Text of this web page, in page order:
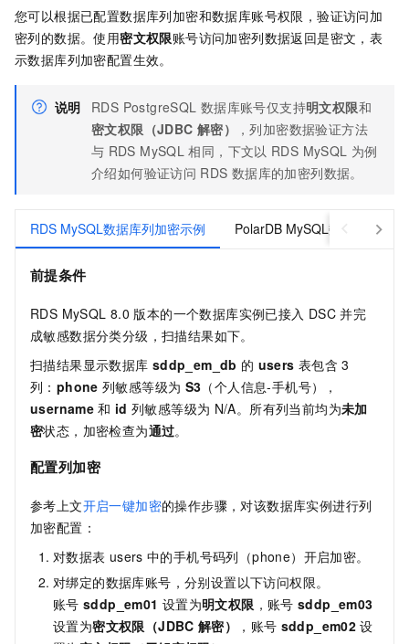
您可以根据已配置数据库列加密和数据库账号权限，验证访问加
密列的数据。使用密文权限账号访问加密列数据返回是密文，表
示数据库列加密配置生效。
说明 RDS PostgreSQL 数据库账号仅支持明文权限和
密文权限（JDBC 解密）
，列加密数据验证方法
与 RDS MySQL 相同，下文以 RDS MySQL 为例
介绍如何验证访问 RDS 数据库的加密列数据。
RDS MySQL数据库列加密示例 PolarDB MySQL数据库列加密
前提条件
RDS MySQL 8.0 版本的一个数据库实例已接入 DSC 并完
成敏感数据分类分级，扫描结果如下。
扫描结果显示数据库 sddp_em_db 的 users 表包含 3
列： phone 列敏感等级为 S3 （个人信息-手机号），
username 和 id 列敏感等级为 N/A。所有列当前均为未加
密状态，加密检查为通过。
配置列加密
参考上文开启一键加密的操作步骤，对该数据库实例进行列
加密配置：
对数据表 users 中的手机号码列（phone）开启加密。
对绑定的数据库账号，分别设置以下访问权限。
账号 sddp_em01 设置为明文权限 ，账号 sddp_em03
设置为密文权限（JDBC 解密） ，账号 sddp_em02 设